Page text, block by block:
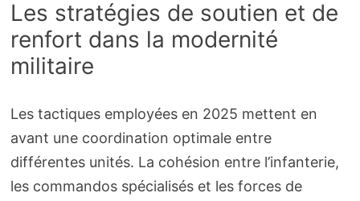
Les stratégies de soutien et de
renfort dans la modernité
militaire
Les tactiques employées en 2025 mettent en
avant une coordination optimale entre
différentes unités. La cohésion entre l’infanterie,
les commandos spécialisés et les forces de